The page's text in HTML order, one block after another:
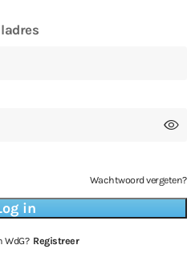
Wachtwoord vergeten?
WdG? Registreer